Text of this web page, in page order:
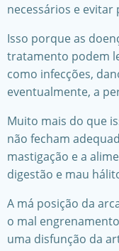
necessários e
Isso porque as
tratamento podem
como infecções,
eventualmente, a
Muito mais do que
não fecham
mastigação e a
digestão e mau
A má posição da
o mal
uma disfunção da